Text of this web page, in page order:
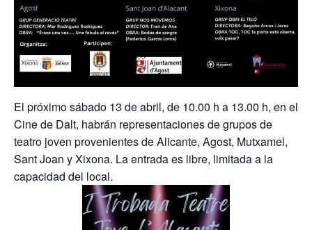
El próximo sábado 13 de abril, de 10.00 h a 13.00 h, en el
Cine de Dalt, habrán representaciones de grupos de
teatro joven provenientes de Alicante, Agost, Mutxamel,
Sant Joan y Xixona. La entrada es libre, limitada a la
capacidad del local.